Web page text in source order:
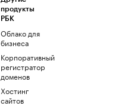
продукты
РБК
Облако для
бизнеса
Корпоративный
регистратор
доменов
Хостинг
сайтов